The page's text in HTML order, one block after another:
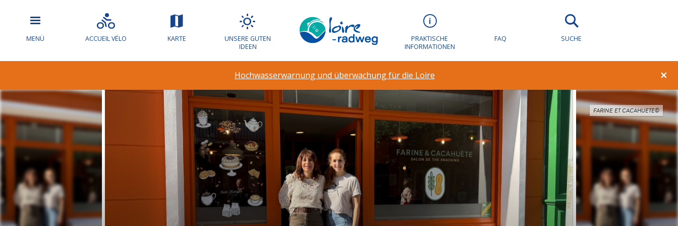
MENÜ ACCUEIL VÉLO KARTE
UNSERE GUTEN
IDEEN
PRAKTISCHE
INFORMATIONEN
FAQ SUCHE
×
Hochwasserwarnung und überwachung für die Loire
FARINE ET CACAHUETE©